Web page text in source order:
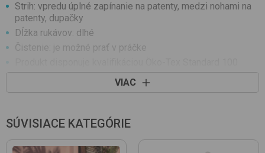
Strih: vpredu úplné zapínanie na patenty, medzi nohami na
patenty, dupačky
Dĺžka rukávov: dlhé
Čistenie: je možné prať v práčke
Ozdoba: vzorovaná látka, ozdobené potlačou
neobsahuje nikel, a preto nevyvoláva alergické reakcie u
citlivých detí.
VIAC
SÚVISIACE KATEGÓRIE